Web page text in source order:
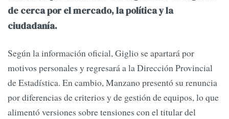
de cerca por el mercado, la política y la
ciudadanía.
Según la información oficial, Giglio se apartará por
motivos personales y regresará a la Dirección Provincial
de Estadística. En cambio, Manzano presentó su renuncia
por diferencias de criterios y de gestión de equipos, lo que
alimentó versiones sobre tensiones con el titular del